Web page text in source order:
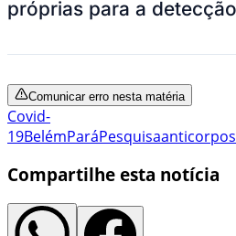
próprias para a
Comunicar erro nesta matéria
Covid-
19BelémParáPesquisaanticorpos
Compartilhe esta notícia